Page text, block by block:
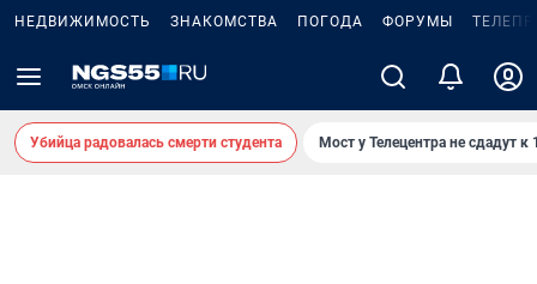
НЕДВИЖИМОСТЬ ЗНАКОМСТВА ПОГОДА ФОРУМЫ
Убийца радовалась смерти студента Мост у Телецентра не сдадут к